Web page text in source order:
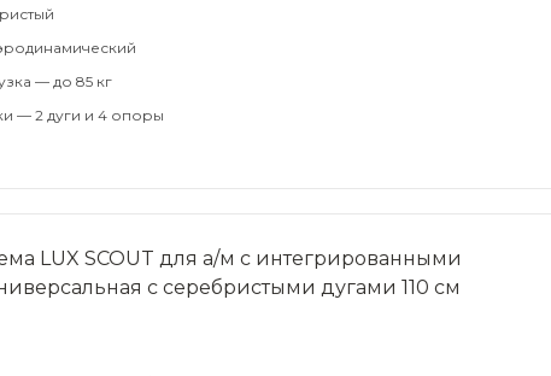
— до 85 кг
— 2 дуги и 4 опоры
LUX SCOUT для а/м с интегрированными
с серебристыми дугами 110 см